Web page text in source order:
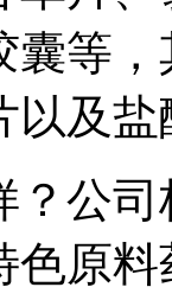
囊等
以及
？公
色原